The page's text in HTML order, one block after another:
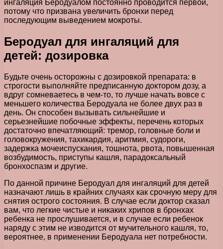
ингаляция Беродуалом постоянно проводится первой,
потому что призвана увеличить бронхи перед
последующим выведением мокроты.
Беродуал для ингаляций для
детей: дозировка
Будьте очень осторожны с дозировкой препарата: в
строгости выполняйте предписанную доктором дозу, а
вдруг сомневаетесь в чем-то, то лучше начать вовсе с
меньшего количества Беродуала не более двух раз в
день. Он способен вызывать сильнейшие и
серьезнейшие побочные эффекты, перечень которых
достаточно впечатляющий: тремор, головные боли и
головокружения, тахикардия, аритмия, судороги,
задержка мочеиспускания, тошнота, рвота, повышенная
возбудимость, приступы кашля, парадоксальный
бронхоспазм и другие.
По данной причине Беродуал для ингаляций для детей
назначают лишь в крайних случаях как срочную меру для
снятия острого состояния. В случае если доктор сказал
вам, что легкие чистые и никаких хрипов в бронхах
ребенка не прослушивается, и в случае если ребенок
наряду с этим не изводится от мучительного кашля, то,
вероятнее, в применении Беродуала нет потребности.